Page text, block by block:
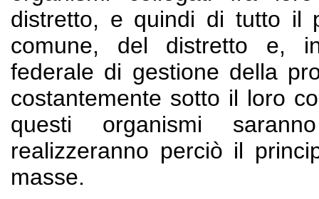
distretto, e quindi di tutto il
comune, del distretto e,
federale di gestione della
costantemente sotto il loro
questi organismi
realizzeranno perciò il
masse.